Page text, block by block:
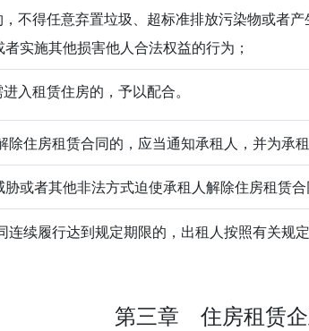
不得任意弃置垃圾、超标准排放污染物或者
实施其他损害他人合法权益的行为；
入租赁住房的，予以配合。
住房租赁合同的，应当通知承租人，并为承
或者其他非法方式迫使承租人解除住房租赁合
续履行达到规定期限的，出租人按照有关规
第三章 住房租赁